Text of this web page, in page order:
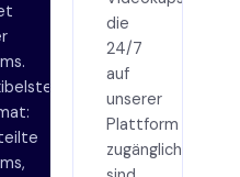
die
24/7
auf
unserer
Plattform
zugänglich